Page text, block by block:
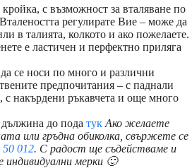
с възможност за вталяване по
регулирате Вие – може да
в талията, колкото и ако пожелаете.
е ластичен и перфектно приляга
се носи по много и различни
предпочитания – с паднали
с накърдени ръкавчета и още много
до пода тук Ако желаете
или гръдна обиколка, свържете се
50 012. С радост ще съдействаме и
мерки 🙂